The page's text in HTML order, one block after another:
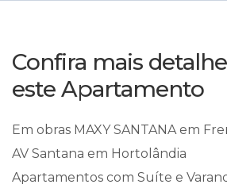
Confira mais
este Apartamento
Em obras MAXY SANTANA em
AV Santana em Hortolândia
Apartamentos com Suíte e